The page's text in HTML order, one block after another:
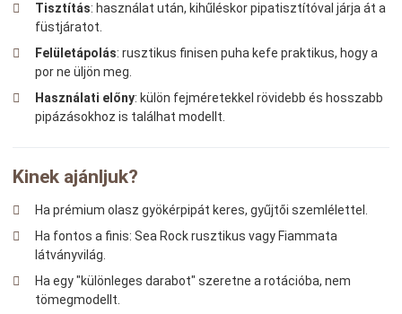
Tisztítás: használat után, kihűléskor pipatisztítóval járja át a
füstjáratot.
Felületápolás: rusztikus finisen puha kefe praktikus, hogy a
por ne üljön meg.
Használati előny: külön fejméretekkel rövidebb és hosszabb
pipázásokhoz is találhat modellt.
Kinek ajánljuk?
Ha prémium olasz gyökérpipát keres, gyűjtői szemlélettel.
Ha fontos a finis: Sea Rock rusztikus vagy Fiammata
látványvilág.
Ha egy "különleges darabot" szeretne a rotációba, nem
tömegmodellt.